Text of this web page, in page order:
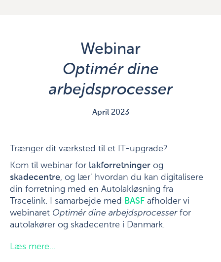
Webinar
Optimér dine
arbejdsprocesser
April 2023
Trænger dit værksted til et IT-upgrade?
Kom til webinar for lakforretninger og
skadecentre, og lær' hvordan du kan digitalisere
din forretning med en Autolakløsning fra
Tracelink. I samarbejde med
BASF afholder vi
webinaret Optimér dine arbejdsprocesserfor
autolakører og skadecentre i Danmark.
Læs mere...